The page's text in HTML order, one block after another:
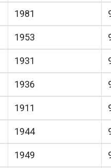
1981
1953
1931
1936
1911
1944
1949